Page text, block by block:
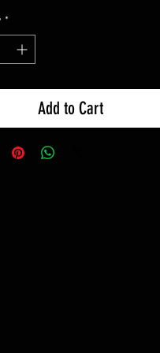
*
Add to Cart